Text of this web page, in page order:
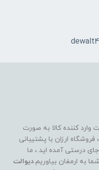
کننده کالا به صورت
ارزان با پشتیبانی
جای درستی آمده اید ، ما
به ارمغان بیاوریم.دیوالت